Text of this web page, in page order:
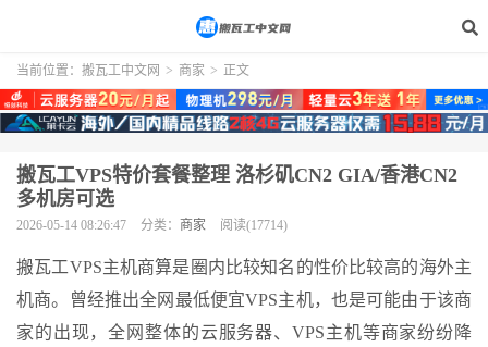
当前位置： 搬瓦工中文网 > 商家 > 正文
搬瓦工VPS特价套餐整理 洛杉矶CN2 GIA/香港CN2
多机房可选
2026-05-14 08:26:47 分类： 商家 阅读(17714)
搬瓦工VPS主机商算是圈内比较知名的性价比较高的海外主
机商。曾经推出全网最低便宜VPS主机，也是可能由于该商
家的出现，全网整体的云服务器、VPS主机等商家纷纷降